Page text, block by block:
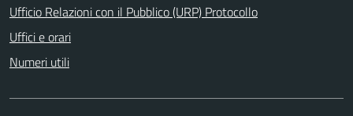
Ufficio Relazioni con il Pubblico (URP) Protocollo
Uffici e orari
Numeri utili